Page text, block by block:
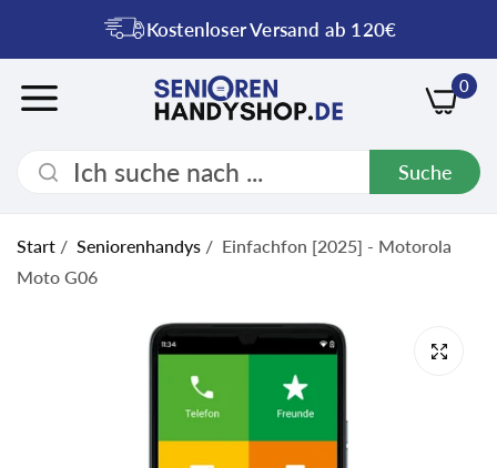
Kostenloser Versand ab 120€
Suche
0
Start / Seniorenhandys / Einfachfon [2025] - Motorola
Moto G06